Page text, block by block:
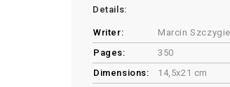
Details:
Writer:
Marcin
Pages:
350
Dimensions:
14,5x21 cm